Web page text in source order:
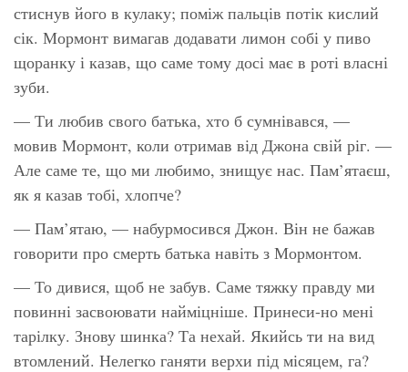
стиснув його в кулаку; поміж пальців потік кислий
сік. Мормонт вимагав додавати лимон собі у пиво
щоранку і казав, що саме тому досі має в роті власні
зуби.
— Ти любив свого батька, хто б сумнівався, —
мовив Мормонт, коли отримав від Джона свій ріг. —
Але саме те, що ми любимо, знищує нас. Пам’ятаєш,
як я казав тобі, хлопче?
— Пам’ятаю, — набурмосився Джон. Він не бажав
говорити про смерть батька навіть з Мормонтом.
— То дивися, щоб не забув. Саме тяжку правду ми
повинні засвоювати найміцніше. Принеси-но мені
тарілку. Знову шинка? Та нехай. Якийсь ти на вид
втомлений. Нелегко ганяти верхи під місяцем, га?